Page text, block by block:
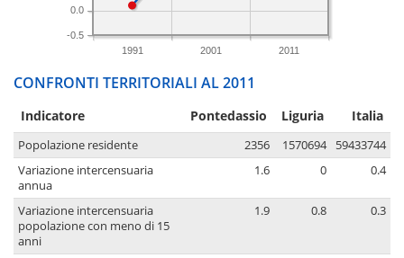
1991 2001 2011
-0.5
0.0
CONFRONTI TERRITORIALI AL 2011
Indicatore Pontedassio Liguria Italia
Popolazione residente 2356 1570694
59433744
Variazione intercensuaria
annua
1.6 0 0.4
Variazione intercensuaria
popolazione con meno di 15
anni
1.9 0.8 0.3